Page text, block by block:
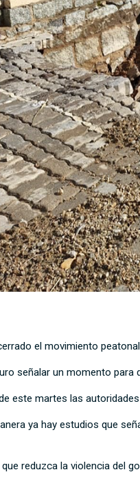
el movimiento
señalar un momento para
este martes las
ya hay estudios que
que reduzca la violencia del